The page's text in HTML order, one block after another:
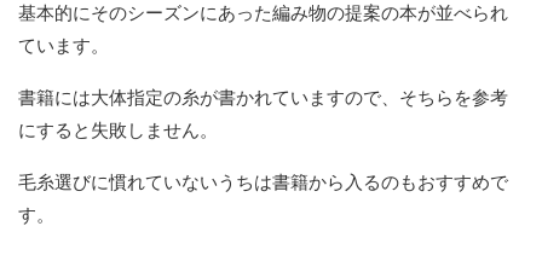
基本的にそのシーズンにあった編み物の提案の本が並べられ
ています。
書籍には大体指定の糸が書かれていますので、そちらを参考
にすると失敗しません。
毛糸選びに慣れていないうちは書籍から入るのもおすすめで
す。